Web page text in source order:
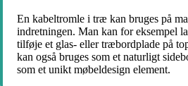
En kabeltromle i træ kan bruges på
indretningen. Man kan for eksempel
tilføje et glas- eller træbordplade på
kan også bruges som et naturligt
som et unikt møbeldesign element.